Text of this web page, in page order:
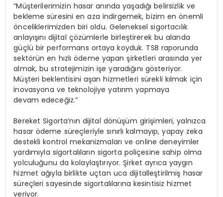
“Müşterilerimizin hasar anında yaşadığı belirsizlik ve
bekleme süresini en aza indirgemek, bizim en önemli
önceliklerimizden biri oldu. Geleneksel sigortacılık
anlayışını dijital çözümlerle birleştirerek bu alanda
güçlü bir performans ortaya koyduk. TSB raporunda
sektörün en hızlı ödeme yapan şirketleri arasında yer
almak, bu stratejimizin işe yaradığını gösteriyor.
Müşteri beklentisini aşan hizmetleri sürekli kılmak için
inovasyona ve teknolojiye yatırım yapmaya
devam edeceğiz.”
Bereket Sigorta’nın dijital dönüşüm girişimleri, yalnızca
hasar ödeme süreçleriyle sınırlı kalmayıp, yapay zeka
destekli kontrol mekanizmaları ve online deneyimler
yardımıyla sigortalıların sigorta poliçesine sahip olma
yolculuğunu da kolaylaştırıyor. Şirket ayrıca yaygın
hizmet ağıyla birlikte uçtan uca dijitalleştirilmiş hasar
süreçleri sayesinde sigortalılarına kesintisiz hizmet
veriyor.